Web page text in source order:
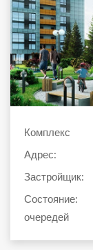
Комплекс
Адрес:
Застройщик:
Состояние:
очередей